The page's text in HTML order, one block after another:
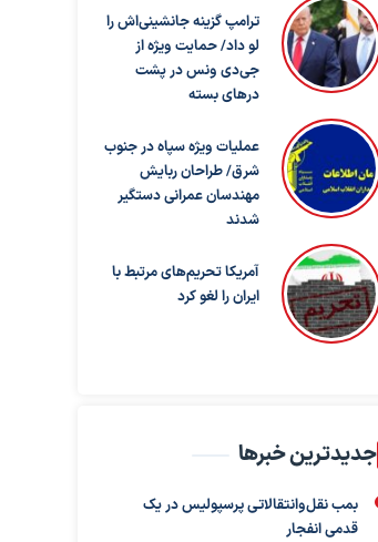
ترامپ گزینه جانشینی‌اش را
لو داد/ حمایت ویژه از
جی‌دی ونس در پشت
درهای بسته
عملیات ویژه سپاه در جنوب
شرق/ طراحان ربایش
مهندسان عمرانی دستگیر
شدند
آمریکا تحریم‌های مرتبط با
ایران را لغو کرد
جدیدترین خبرها
بمب نقل‌وانتقالاتی پرسپولیس در یک
قدمی انفجار